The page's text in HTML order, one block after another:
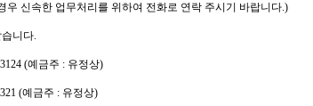
우 신속한 업무처리를 위하여 전화로 연락 주시기 바랍니다.)
니다.
(예금주 : 유정상)
(예금주 : 유정상)